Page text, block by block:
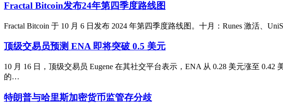
Fractal Bitcoin发布24年第四季度路线图
Fractal Bitcoin 于 10 月 6 日发布 2024 年第四季度路线图。十月：Runes 激活、
顶级交易员预测 ENA 即将突破 0.5 美元
10 月 16 日，顶级交易员 Eugene 在其社交平台表示，ENA 从 0.28 美元涨至
的…
特朗普与哈里斯加密货币监管存分歧